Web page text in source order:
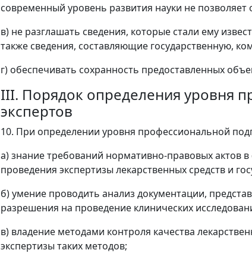
современный уровень развития науки не
в) не разглашать сведения, которые стали ему
также сведения, составляющие государственную,
г) обеспечивать сохранность предоставленных
III. Порядок определения уровня
экспертов
10. При определении уровня профессиональной
а) знание требований нормативно-правовых актов
проведения экспертизы лекарственных средств и
б) умение проводить анализ документации,
разрешения на проведение клинических
в) владение методами контроля качества
экспертизы таких методов;